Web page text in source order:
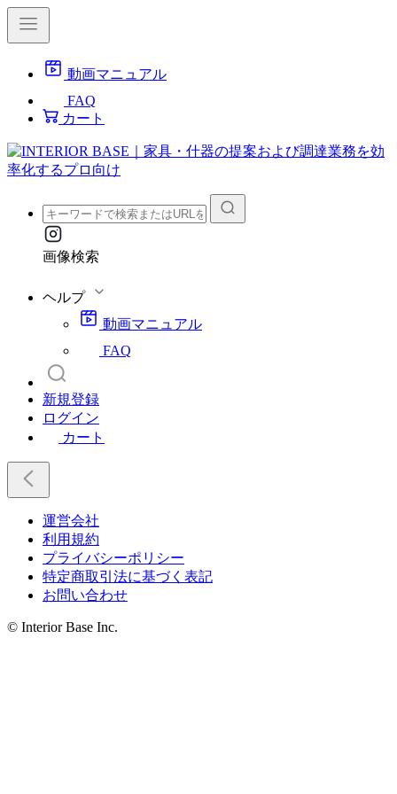
動画マニュアル
FAQ
カート
画像検索
ヘルプ
動画マニュアル
FAQ
新規登録
ログイン
カート
運営会社
利用規約
プライバシーポリシー
特定商取引法に基づく表記
お問い合わせ
© Interior Base Inc.